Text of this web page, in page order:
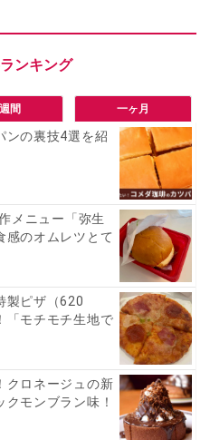
間 一ヶ月
ンの裏技4選を紹
メニュー「弥生
感のオムレツとて
製ピザ（620
「モチモチ生地で
クロネージュの新
モンブラン味！